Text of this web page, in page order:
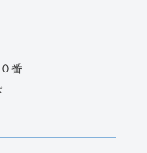
番